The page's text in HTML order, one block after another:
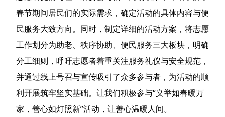
春节期间居民们的实际需求，确定活动的具体内容与便
民服务大致方向。同时，制定详细的活动方案，将志愿
工作划分为助老、秩序协助、便民服务三大板块，明确
分工细则，呼吁志愿者着重关注服务礼仪与安全规范，
并通过线上号召与宣传吸引了众多参与者，为活动的顺
利开展筑牢坚实基础。让我们积极参与“义举如春暖万
家，善心如灯照新”活动，让善心温暖人间。